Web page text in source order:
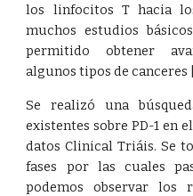
los linfocitos T hacia
muchos estudios
permitido obtener
algunos tipos de canceres
Se realizó una
existentes sobre PD-1 en
datos Clinical Triáis. Se
fases por las cuales
podemos observar los